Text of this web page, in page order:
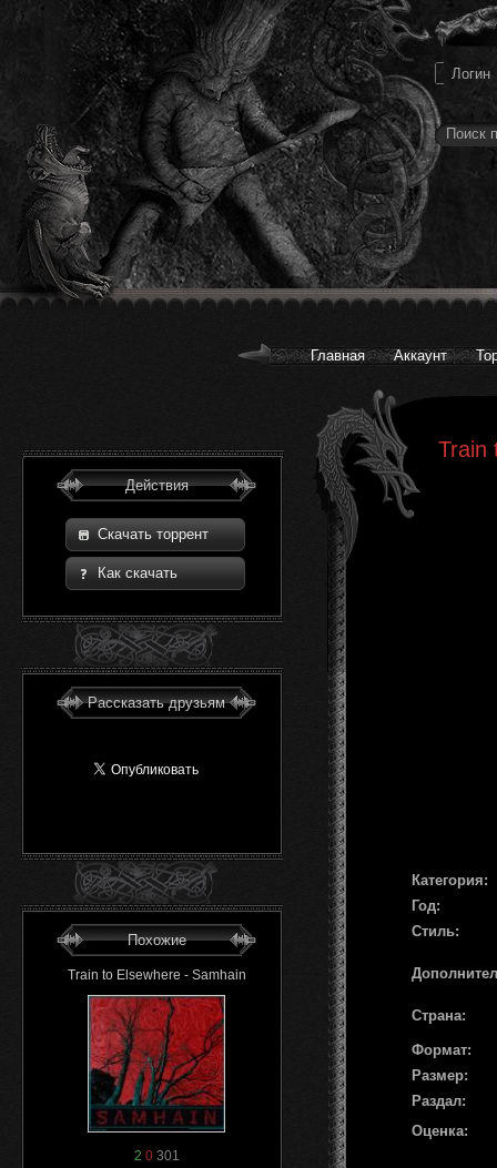
Главная Аккаунт
Действия
Скачать торрент
Как скачать
Рассказать друзьям
Похожие
Train to Elsewhere - Samhain
2 0301
Train
Категория:
Год:
Стиль:
Страна:
Формат:
Размер:
Раздал:
Оценка: